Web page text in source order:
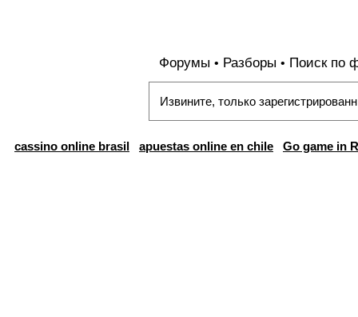
Форумы • Разборы • Поиск по
Извините, только
cassino online brasil apuestas online en chile Go game in